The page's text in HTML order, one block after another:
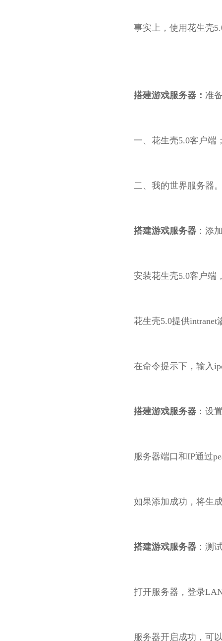
事实上，使用花生壳
搭建游戏服务器： 准
一、花生壳5.0客户端
二、我的世界服务器
搭建游戏服务器 ：添
安装花生壳5.0客户端
花生壳5.0提供
在命令提示下，输入
搭建游戏服务器 ：设
服务器端口和IP通过
如果添加成功，将生
搭建游戏服务器 ：测
打开服务器，登录
服务器开启成功，可